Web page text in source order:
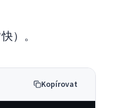
）。
Kopírovat